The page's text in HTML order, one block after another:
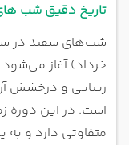
تاریخ دقیق شب
زیبایی و درخشش آن
است. در این دوره
متفاوتی دارد و